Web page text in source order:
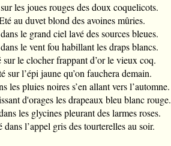
les joues rouges des doux coquelicots.
au duvet blond des avoines mûries.
le grand ciel lavé des sources bleues.
le vent fou habillant les draps blancs.
sur le clocher frappant d’or le vieux coq.
sur l’épi jaune qu’on fauchera demain.
les pluies noires s’en allant vers l’automne.
d'orages les drapeaux bleu blanc rouge.
les glycines pleurant des larmes roses.
dans l’appel gris des tourterelles au soir.